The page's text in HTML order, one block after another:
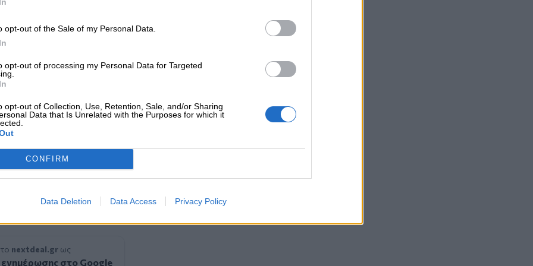
opt-out of the Sale of my Personal Data.
opt-out of processing my Personal Data for Targeted
opt-out of Collection, Use, Retention, Sale, and/or Sharing
Data that Is Unrelated with the Purposes for which it
CONFIRM
Data Deletion Data Access Privacy Policy
επειδή είναι γυναίκα.
η Ελένη Σκούρα.
μας στην
ότι οι εργαζόμενοι
του Υπουργείου Εσωτερικών και
Εργατικό Δίκαιο.
Εταιρείας ΝΤΑΛΙΑΝΗ ΜΕΣΙΤΕΣ
ανταποκριθεί και έχει
του σύγχρονου «Επιχειρείν» στον
nextdeal.grως
στο Google
Ιωάννης Μπολέτης – ΩΝΑΣΕΙΟ